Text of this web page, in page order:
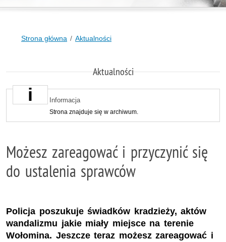
Strona główna Aktualności
Aktualności
Informacja
Strona znajduje się w archiwum.
Możesz zareagować i przyczynić się
do ustalenia sprawców
Policja poszukuje świadków kradzieży, aktów
wandalizmu jakie miały miejsce na terenie
Wołomina. Jeszcze teraz możesz zareagować i